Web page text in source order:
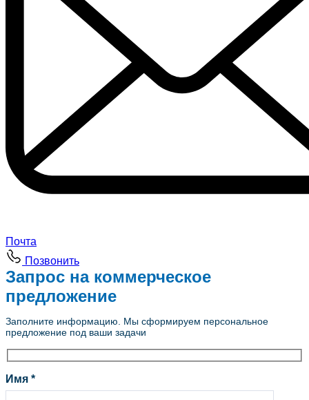
Почта
Позвонить
Запрос на коммерческое
предложение
Заполните информацию. Мы сформируем персональное
предложение под ваши задачи
Имя *